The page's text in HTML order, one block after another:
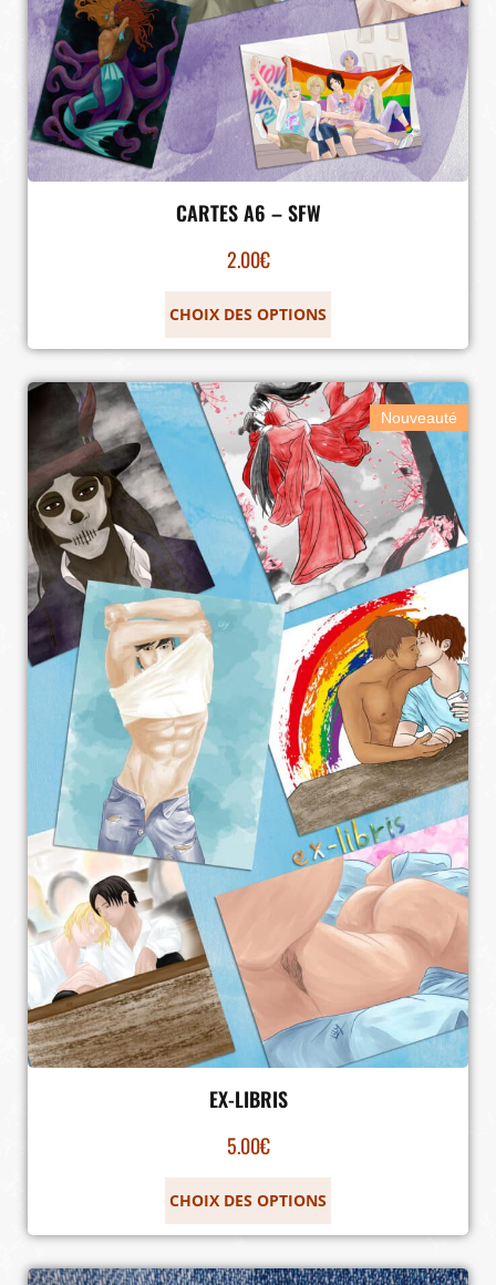
CARTES A6 – SFW
2.00€
CHOIX DES OPTIONS
Nouveauté
EX-LIBRIS
5.00€
CHOIX DES OPTIONS